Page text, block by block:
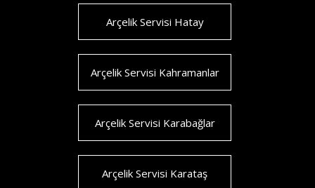
Arçelik Servisi Hatay
Arçelik Servisi Kahramanlar
Arçelik Servisi Karabağlar
Arçelik Servisi Karataş